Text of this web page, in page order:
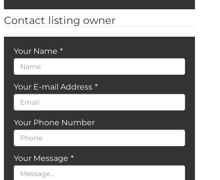
Contact listing owner
Your Name *
Your E-mail Address *
Your Phone Number
Your Message *